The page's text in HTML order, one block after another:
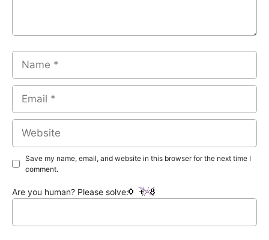
Name
Email
Website
Save my name, email, and website in this browser for the next time I
comment.
Are you human? Please solve: